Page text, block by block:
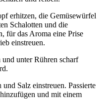
erhitzen, die Gemüsewürfel
Schalotten und die
für das Aroma eine Prise
einstreuen.
unter Rühren scharf
Salz einstreuen. Passierte
und mit einem